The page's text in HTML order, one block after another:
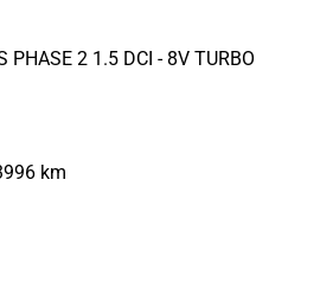
PHASE 2 1.5 DCI - 8V TURBO
km